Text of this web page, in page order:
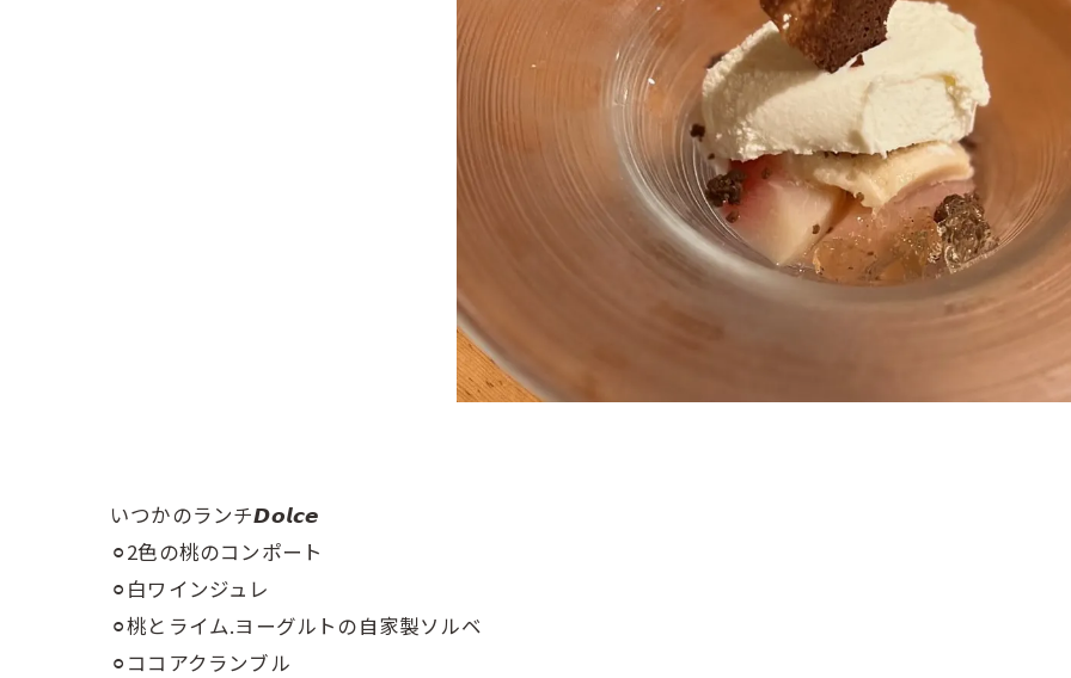
いつかのランチ𝘿𝙤𝙡𝙘𝙚
⚪︎2色の桃のコンポート
⚪︎白ワインジュレ
⚪︎桃とライム.ヨーグルトの自家製ソルベ
⚪︎ココアクランブル